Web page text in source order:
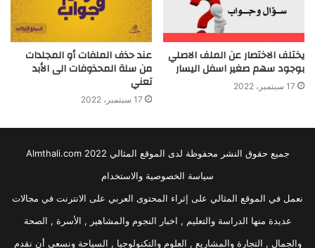
يختلف الاختصار عن الملف الاصلي
بوجود سهم صغير اسفل اليسار
17 سبتمبر، 2022
عند حذف الملفات أو المجلدات
من سلة المحذوفات الى الأبد
تعني
17 سبتمبر، 2022
جميع حقوق النشر محفوظة لدى الموقع المثالي 2022 Almthali.com
سياسة الخصوصية والاستخدام
نعمل في الموقع المثالي على إثراء المحتوى العربي على الانترنت في مجالات
عديدة منها الدراسة والتعليم , اخبار النجوم والمشاهير , الأسرة , الصحة
والجمال , التجارة والمشاريع , العلوم والتكنولوجيا , السياحة ونسعى أن نقدم